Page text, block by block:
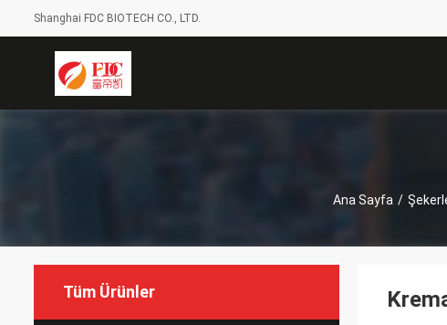
Shanghai FDC BIOTECH CO., LTD.
Ana Sayfa /
Tüm Ürünler